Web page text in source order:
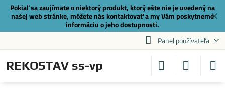
✕
Pokiaľ sa zaujímate o niektorý produkt, ktorý ešte nie je uvedený na
našej web stránke, môžete nás kontaktovaťa my Vám poskytneme
informáciu o jeho dostupnosti.
Panel používateľa
REKOSTAV ss-vp